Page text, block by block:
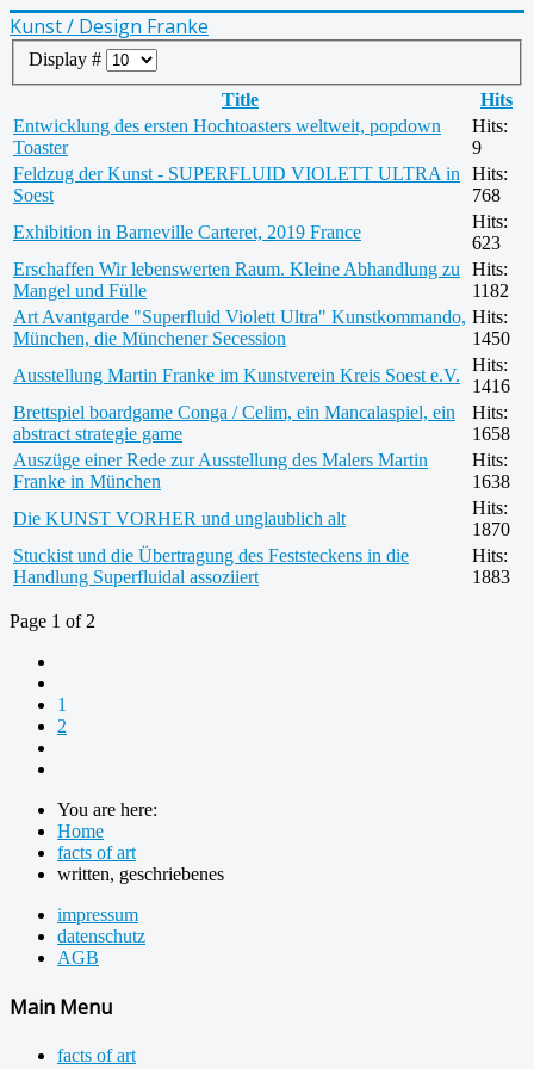
Kunst / Design Franke
Display #
Title
Hits
Entwicklung des ersten Hochtoasters weltweit, popdown
Toaster
Hits:
9
Feldzug der Kunst - SUPERFLUID VIOLETT ULTRA in
Soest
Hits:
768
Exhibition in Barneville Carteret, 2019 France
Hits:
623
Erschaffen Wir lebenswerten Raum. Kleine Abhandlung zu
Mangel und Fülle
Hits:
1182
Art Avantgarde "Superfluid Violett Ultra" Kunstkommando,
München, die Münchener Secession
Hits:
1450
Ausstellung Martin Franke im Kunstverein Kreis Soest e.V.
Hits:
1416
Brettspiel boardgame Conga / Celim, ein Mancalaspiel, ein
abstract strategie game
Hits:
1658
Auszüge einer Rede zur Ausstellung des Malers Martin
Franke in München
Hits:
1638
Die KUNST VORHER und unglaublich alt
Hits:
1870
Stuckist und die Übertragung des Feststeckens in die
Handlung Superfluidal assoziiert
Hits:
1883
Page 1 of 2
1
2
You are here:
Home
facts of art
written, geschriebenes
impressum
datenschutz
AGB
Main Menu
facts of art